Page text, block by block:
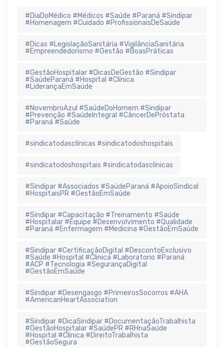
#DiaDoMédico #Médicos #Saúde #Paraná #Sindipar
#Homenagem #Cuidado #ProfissionaisDeSaúde
#Dicas #LegislaçãoSanitária #VigilânciaSanitária
#Empreendedorismo #Gestão #BoasPráticas
#GestãoHospitalar #DicasDeGestão #Sindipar
#SaúdeParaná #Hospital #Clínica
#LiderançaEmSaúde
#NovembroAzul #SaúdeDoHomem #Sindipar
#Prevenção #SaúdeIntegral #CâncerDePróstata
#Paraná #Saúde
#sindicatodasclínicas #sindicatodoshospitais
#sindicatodoshospitais #sindicatodasclínicas
#Sindipar #Associados #SaúdeParaná #ApoioSindical
#HospitaisPR #GestãoEmSaúde
#Sindipar #Capacitação #Treinamento #Saúde
#Hospitalar #Equipe #Desenvolvimento #Qualidade
#Paraná #Enfermagem #Medicina #GestãoEmSaúde
#Sindipar #CertificaçãoDigital #DescontoExclusivo
#Saúde #Hospital #Clinica #Laboratorio #Paraná
#ACP #Tecnologia #SegurançaDigital
#GestãoEmSaúde
#Sindipar #Desengasgo #PrimeirosSocorros #AHA
#AmericanHeartAssociation
#Sindipar #DicaSindipar #DocumentaçãoTrabalhista
#GestãoHospitalar #SaúdePR #RHnaSaúde
#Hospital #Clinica #DireitoTrabalhista
#GestãoSegura